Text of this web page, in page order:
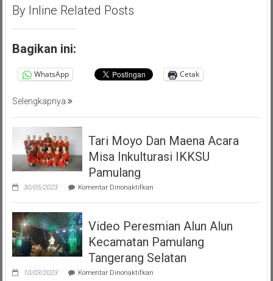
By Inline Related Posts
Bagikan ini:
WhatsApp Cetak
Selengkapnya
Tari Moyo Dan Maena Acara
Misa Inkulturasi IKKSU
Pamulang
30/05/2023 Komentar Dinonaktifkanpada
Moyo
Maena
Acara
Misa
Inkulturasi
IKKSU
Pamulang
Video Peresmian Alun Alun
Kecamatan Pamulang
Tangerang Selatan
10/03/2023 Komentar Dinonaktifkanpada